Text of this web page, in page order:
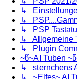
↳
↳
↳ PSP
↳ Allgemeine
↳ Plugin
~წ~AI Tuben
↳ sternchens
↳ ~Elfes~ AI